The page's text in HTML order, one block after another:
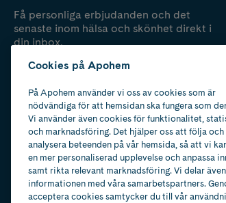
Få personliga erbjudanden och det
senaste inom hälsa och skönhet direkt i
din inbox.
Cookies på Apohem
På Apohem använder vi oss av cookies som är
nödvändiga för att hemsidan ska fungera som
Vi använder även cookies för funktionalitet,
och marknadsföring. Det hjälper oss att följa och
analysera beteenden på vår hemsida, så att vi
en mer personaliserad upplevelse och anpassa
samt rikta relevant marknadsföring. Vi delar även
informationen med våra samarbetspartners.
acceptera cookies samtycker du till vår